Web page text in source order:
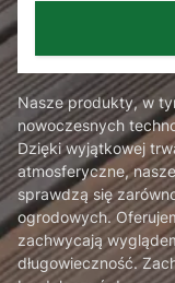
Nasze produkty, w
nowoczesnych
Dzięki wyjątkowej
atmosferyczne,
sprawdzą się
ogrodowych.
zachwycają
długowieczność.